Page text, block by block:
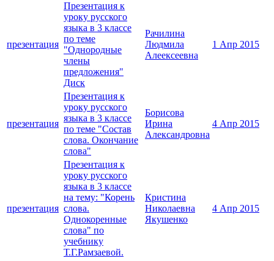
презентация
Презентация к
уроку русского
языка в 3 классе
по теме
"Однородные
члены
предложения"
Диск
Рачилина
Людмила
Алеексеевна
1 Апр 2015
презентация
Презентация к
уроку русского
языка в 3 классе
по теме "Состав
слова. Окончание
слова"
Борисова
Ирина
Александровна
4 Апр 2015
презентация
Презентация к
уроку русского
языка в 3 классе
на тему: "Корень
слова.
Однокоренные
слова" по
учебнику
Т.Г.Рамзаевой.
Кристина
Николаевна
Якушенко
4 Апр 2015